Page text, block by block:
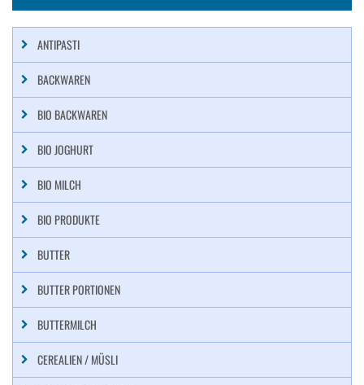
ANTIPASTI
BACKWAREN
BIO BACKWAREN
BIO JOGHURT
BIO MILCH
BIO PRODUKTE
BUTTER
BUTTER PORTIONEN
BUTTERMILCH
CEREALIEN / MÜSLI